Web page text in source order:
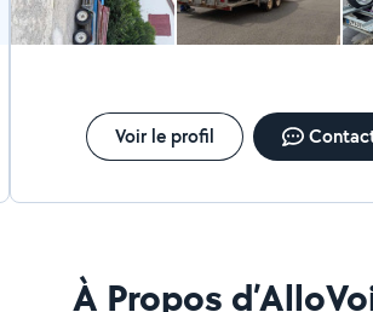
Voir le profil
À Propos